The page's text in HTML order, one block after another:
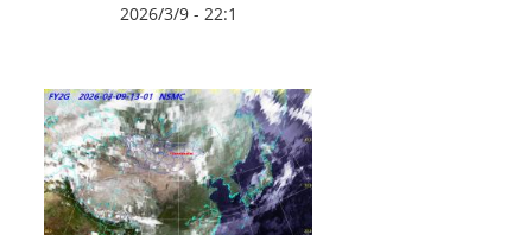
2026/3/9 - 22:1